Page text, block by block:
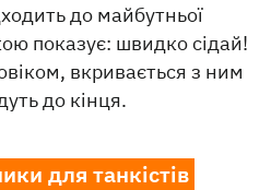
до майбутньої
показує: швидко сідай!
вкривається з ним
до кінця.
для танкістів